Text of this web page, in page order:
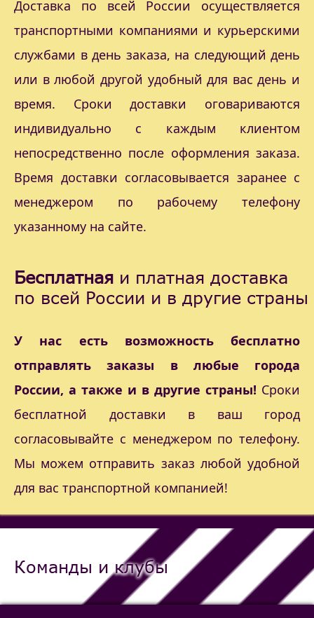
Доставка по всей России осуществляется
транспортными компаниями и курьерскими
службами в день заказа, на следующий день
или в любой другой удобный для вас день и
время. Сроки доставки оговариваются
индивидуально с каждым клиентом
непосредственно после оформления заказа.
Время доставки согласовывается заранее с
менеджером по рабочему телефону
указанному на сайте.
Бесплатная и платная доставка
по всей России и в другие страны
У нас есть возможность бесплатно
отправлять заказы в любые города
России, а также и в другие страны! Сроки
бесплатной доставки в ваш город
согласовывайте с менеджером по телефону.
Мы можем отправить заказ любой удобной
для вас транспортной компанией!
Команды и клубы